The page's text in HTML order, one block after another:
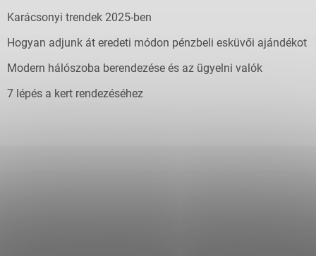
Karácsonyi trendek 2025-ben
Hogyan adjunk át eredeti módon pénzbeli esküvői ajándékot
Modern hálószoba berendezése és az ügyelni valók
7 lépés a kert rendezéséhez